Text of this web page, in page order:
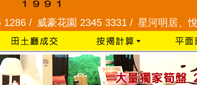
威豪花園 2345 3331 / 星河明居、悅庭軒